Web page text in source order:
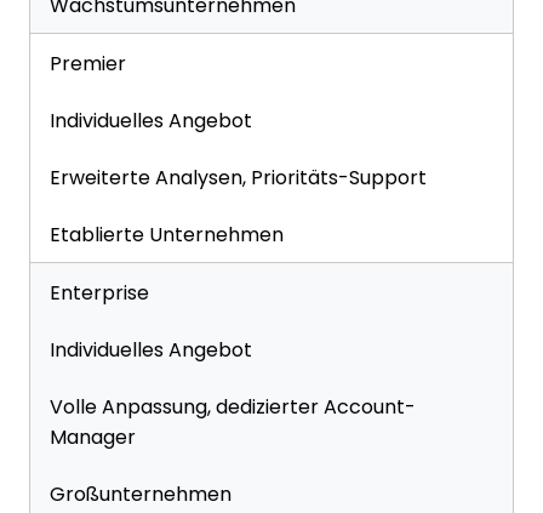
Wachstumsunternehmen
Premier
Individuelles Angebot
Erweiterte Analysen, Prioritäts-Support
Etablierte Unternehmen
Enterprise
Individuelles Angebot
Volle Anpassung, dedizierter Account-
Manager
Großunternehmen